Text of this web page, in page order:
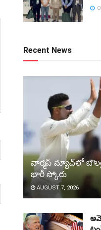
Recent News
వార్మప్‌ మ్యాచ్‌లో
భారీ స్కోరు
AUGUST 7, 2026